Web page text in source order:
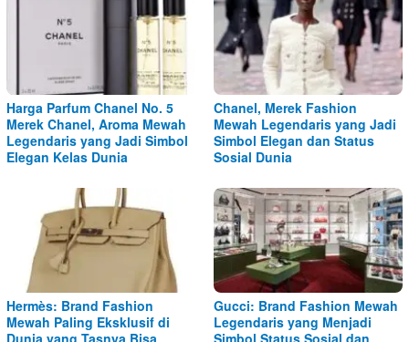
Harga Parfum Chanel No. 5
Merek Chanel, Aroma Mewah
Legendaris yang Jadi Simbol
Elegan Kelas Dunia
Chanel, Merek Fashion
Mewah Legendaris yang Jadi
Simbol Elegan dan Status
Sosial Dunia
Hermès: Brand Fashion
Mewah Paling Eksklusif di
Gucci: Brand Fashion Mewah
Legendaris yang Menjadi